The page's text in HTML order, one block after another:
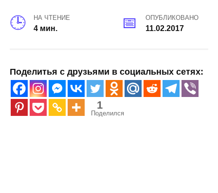
НА ЧТЕНИЕ
4 мин.
ОПУБЛИКОВАНО
11.02.2017
Поделитья с друзьями в социальных сетях:
1
Поделился